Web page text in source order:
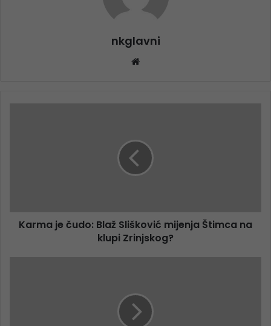
nkglavni
Karma je čudo: Blaž Slišković mijenja Štimca na
klupi Zrinjskog?